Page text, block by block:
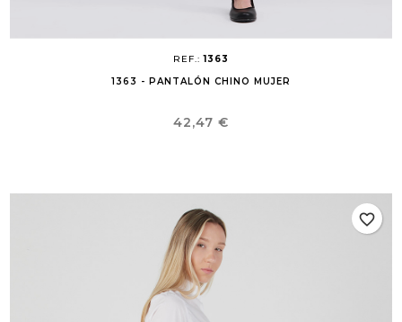
REF.:1363
1363 - PANTALÓN CHINO MUJER
Precio
42,47 €
favorite_border